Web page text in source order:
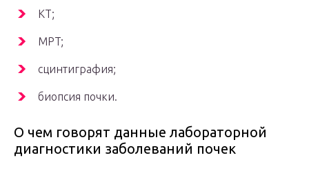
КТ;
МРT;
сцинтиграфия;
биопсия почки.
О чем говорят данные лабораторной
диагностики заболеваний почек